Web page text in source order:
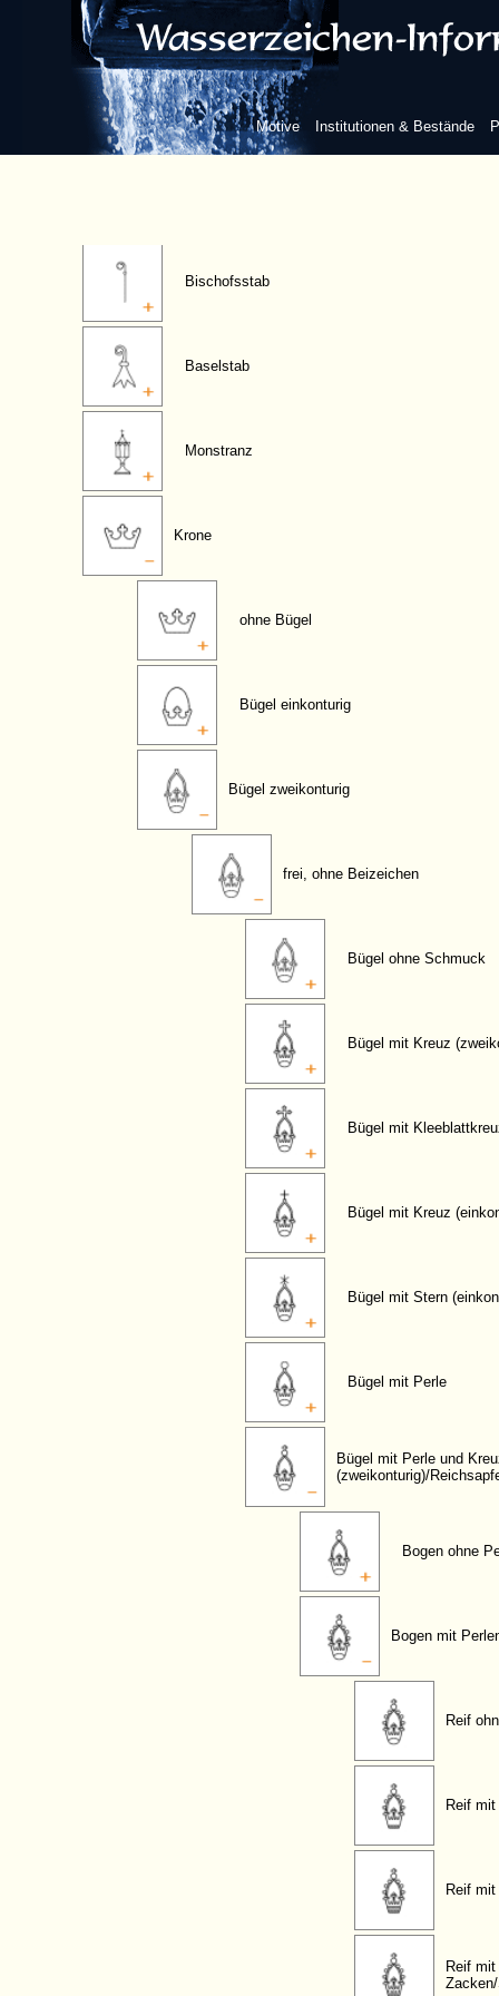
Motive Institutionen & Bestände
Symbole/Herrschaftszeichen
Kreuz
Bischofsstab
Baselstab
Monstranz
Krone
ohne Bügel
Bügel einkonturig
Bügel zweikonturig
frei, ohne Beizeichen
Bügel ohne Schmuck
Bügel mit Kreuz
Bügel mit
Bügel mit Kreuz
Bügel mit Stern
Bügel mit Perle
Bügel mit Perle und
(zweikonturig)/
Bogen ohne
Bogen mit
Reif
Reif
Reif
Reif